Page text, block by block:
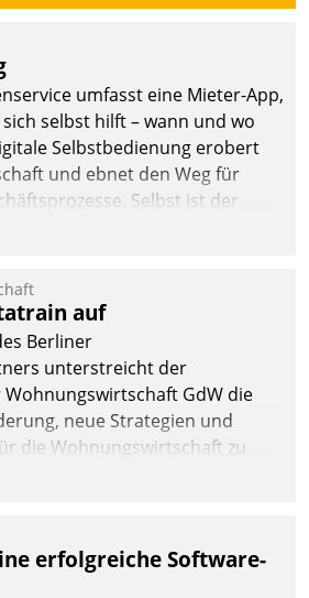
umfasst eine Mieter-App,
selbst hilft – wann und wo
Selbstbedienung erobert
und ebnet den Weg für
Selbst ist der
Serviceanbieter.
auf
Berliner
unterstreicht der
GdW die
neue Strategien und
die Wohnungswirtschaft zu
erfolgreiche Software-